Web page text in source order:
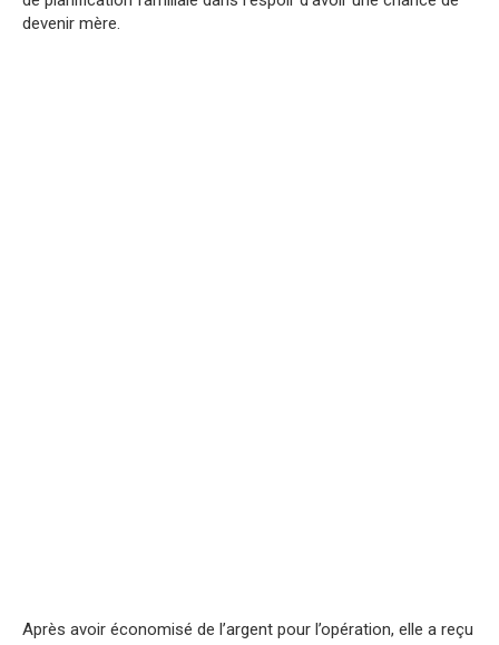
devenir mère.
Après avoir économisé de l’argent pour l’opération, elle a reçu